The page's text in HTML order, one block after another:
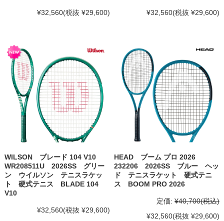
¥32,560(税抜 ¥29,600) ¥32,560(税抜 ¥29,600)
WILSON ブレード 104 V10
WR208511U 2026SS グリー
ン ウイルソン テニスラケッ
ト 硬式テニス BLADE 104
V10
¥32,560(税抜 ¥29,600)
HEAD ブーム プロ 2026
232206 2026SS ブルー ヘッ
ド テニスラケット 硬式テニ
ス BOOM PRO 2026
定価: ¥40,700(税込)
¥32,560(税抜 ¥29,600)